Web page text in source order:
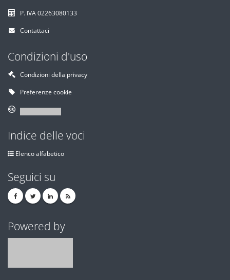
P. IVA 02263080133
Contattaci
Condizioni d'uso
Condizioni della privacy
Preferenze cookie
Indice delle voci
Elenco alfabetico
Seguici su
Powered by